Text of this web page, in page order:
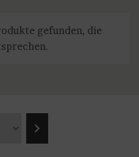
gefunden, die